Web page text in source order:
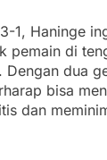
1, Haninge
pemain di
Dengan dua
bisa
dan